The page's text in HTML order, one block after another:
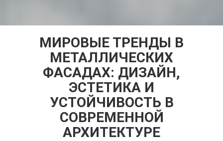
МИРОВЫЕ ТРЕНДЫ В
МЕТАЛЛИЧЕСКИХ
ФАСАДАХ: ДИЗАЙН,
ЭСТЕТИКА И
УСТОЙЧИВОСТЬ В
СОВРЕМЕННОЙ
АРХИТЕКТУРЕ